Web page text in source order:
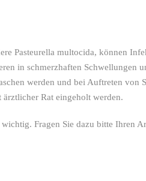
Pasteurella multocida, können
in schmerzhaften Schwellungen
werden und bei Auftreten von
Rat eingeholt werden.
Fragen Sie dazu bitte Ihren